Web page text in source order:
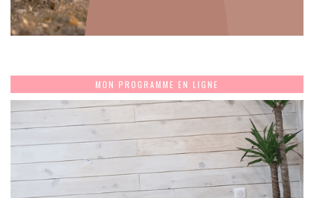
MON PROGRAMME EN LIGNE